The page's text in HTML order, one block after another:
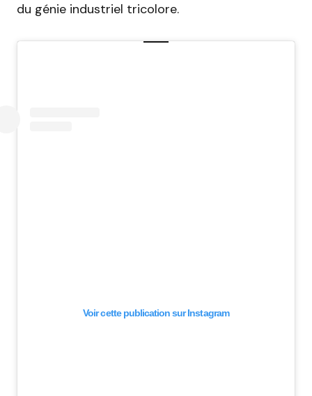
du génie industriel tricolore.
Voir cette publication sur Instagram